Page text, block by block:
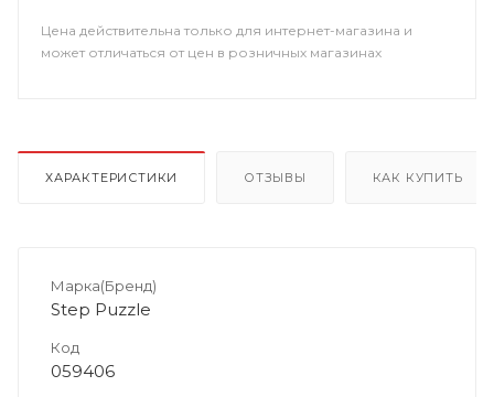
Цена действительна только для интернет-магазина и
может отличаться от цен в розничных магазинах
ХАРАКТЕРИСТИКИ ОТЗЫВЫ КАК КУПИТЬ
Марка(Бренд)
Step Puzzle
Код
059406